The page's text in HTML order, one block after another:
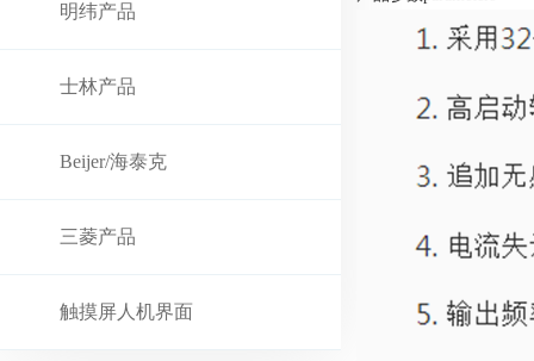
明纬产品
士林产品
Beijer/海泰克
三菱产品
触摸屏人机界面